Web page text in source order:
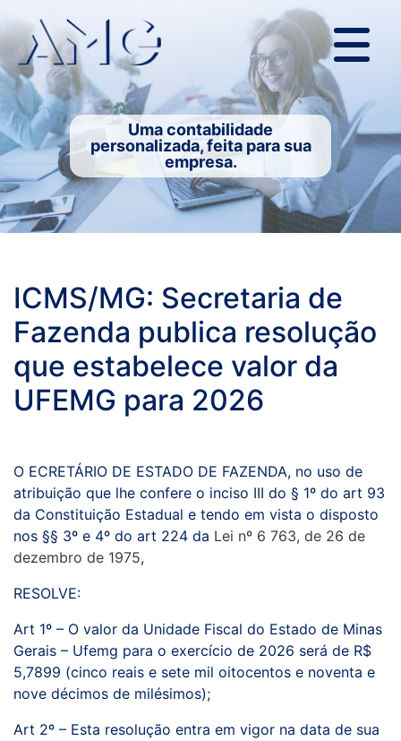
Uma contabilidade
personalizada, feita para sua
empresa.
ICMS/MG: Secretaria de
Fazenda publica resolução
que estabelece valor da
UFEMG para 2026
O ECRETÁRIO DE ESTADO DE FAZENDA, no uso de
atribuição que lhe confere o inciso III do § 1º do art 93
da Constituição Estadual e tendo em vista o disposto
nos §§ 3º e 4º do art 224 da Lei nº 6 763, de 26 de
dezembro de 1975,
RESOLVE:
Art 1º – O valor da Unidade Fiscal do Estado de Minas
Gerais – Ufemg para o exercício de 2026 será de R$
5,7899 (cinco reais e sete mil oitocentos e noventa e
nove décimos de milésimos);
Art 2º – Esta resolução entra em vigor na data de sua